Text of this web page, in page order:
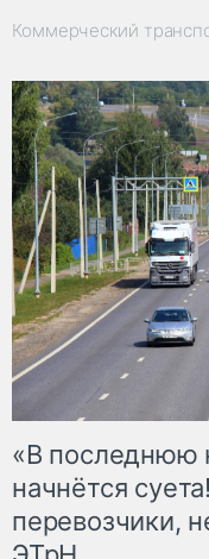
Коммерческий
«В последнюю
начнётся
перевозчики,